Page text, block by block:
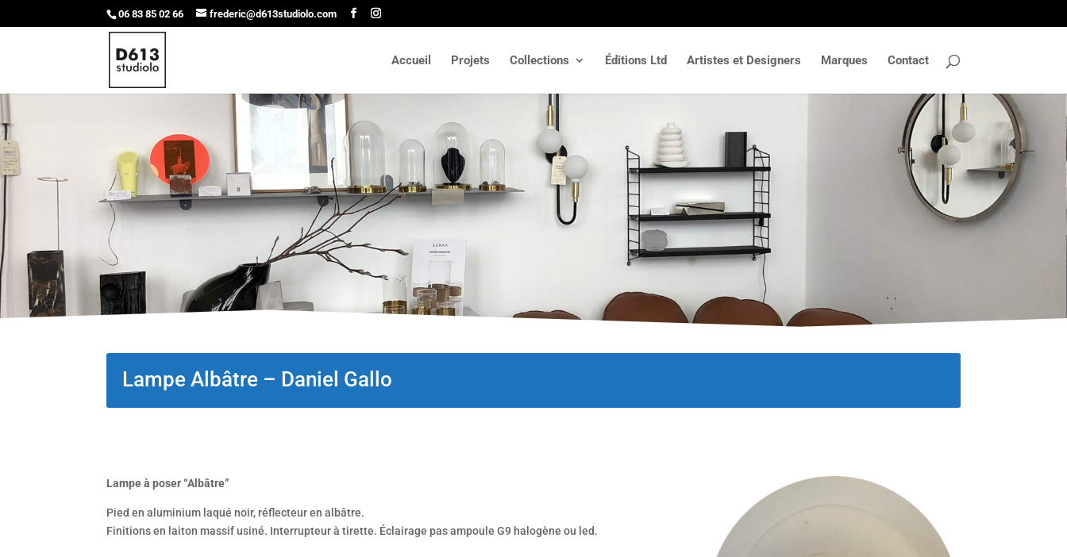
06 83 85 02 66 frederic@d613studiolo.com
Accueil Projets Collections Éditions Ltd Artistes et Designers Marques Contact
Lampe Albâtre – Daniel Gallo
Lampe à poser “Albâtre”
Pied en aluminium laqué noir, réflecteur en albâtre.
Finitions en laiton massif usiné. Interrupteur à tirette. Éclairage pas ampoule G9 halogène ou led.